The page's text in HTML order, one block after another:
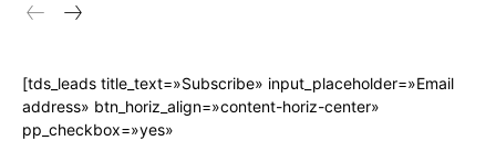
[tds_leads title_text=»Subscribe» input_placeholder=»Email
address» btn_horiz_align=»content-horiz-center»
pp_checkbox=»yes»